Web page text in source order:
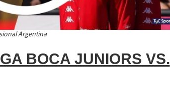
Argentina
BOCA JUNIORS VS.